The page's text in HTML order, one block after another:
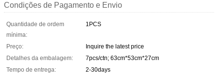
Condições de Pagamento e Envio
Quantidade de ordem
mínima:
1PCS
Preço:
Inquire the latest price
Detalhes da embalagem:
7pcs/ctn; 63cm*53cm*27cm
Tempo de entrega:
2-30days